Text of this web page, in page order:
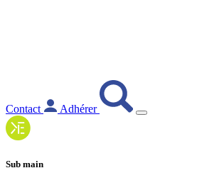
Contact Adhérer
Sub main